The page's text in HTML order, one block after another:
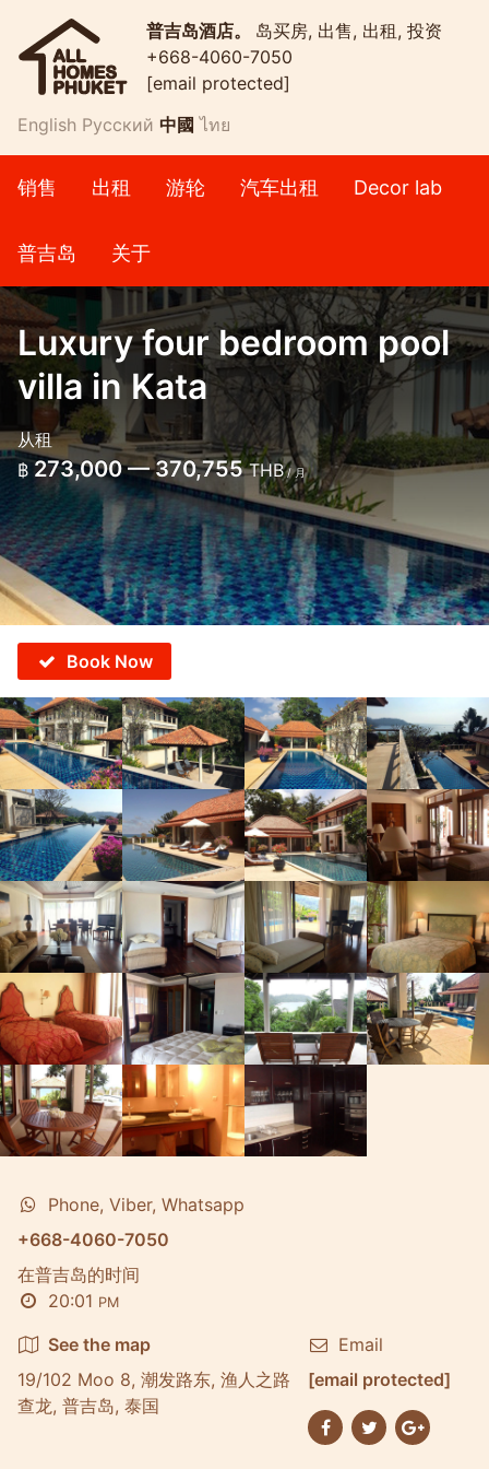
普吉岛酒店。 岛买房, 出售, 出租, 投资
+668-4060-7050
[email protected]
English Русский 中國 ไทย
销售 出租 游轮 汽车出租 Decor lab
普吉岛 关于
Luxury four bedroom pool
villa in Kata
从租
฿ 273,000 — 370,755THB/ 月
Book Now
Phone, Viber, Whatsapp
+668-4060-7050
在普吉岛的时间
20:01 PM
See the map
19/102 Moo 8, 潮发路东, 渔人之路
查龙, 普吉岛, 泰国
Email
[email protected]